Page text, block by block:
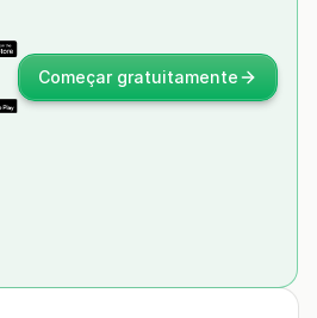
Começar gratuitamente